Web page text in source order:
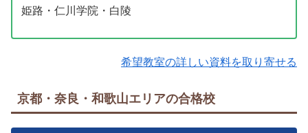
姫路・仁川学院・白陵
希望教室の詳しい資料を取り寄せる
京都・奈良・和歌山エリアの合格校